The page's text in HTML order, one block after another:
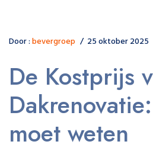
Door :bevergroep 25 oktober 2025
De Kostprijs
moet weten